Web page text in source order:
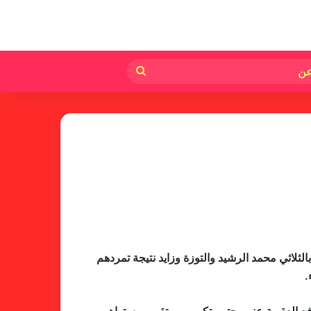
عن
محمد الرشيد والتوزة وزايد نتيجة تمردهم